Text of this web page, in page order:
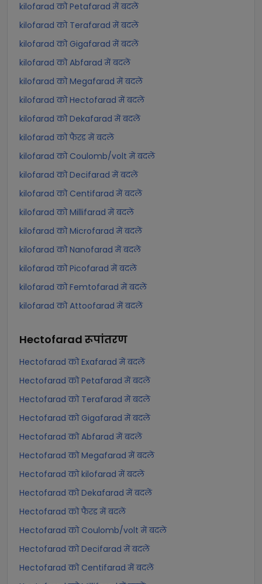
kilofarad को Petafarad में बदलें
kilofarad को Terafarad में बदलें
kilofarad को Gigafarad में बदलें
kilofarad को Abfarad में बदलें
kilofarad को Megafarad में बदलें
kilofarad को Hectofarad में बदलें
kilofarad को Dekafarad में बदलें
kilofarad को फैरड में बदलें
kilofarad को Coulomb/volt में बदलें
kilofarad को Decifarad में बदलें
kilofarad को Centifarad में बदलें
kilofarad को Millifarad में बदलें
kilofarad को Microfarad में बदलें
kilofarad को Nanofarad में बदलें
kilofarad को Picofarad में बदलें
kilofarad को Femtofarad में बदलें
kilofarad को Attoofarad में बदलें
Hectofarad रूपांतरण
Hectofarad को Exafarad में बदलें
Hectofarad को Petafarad में बदलें
Hectofarad को Terafarad में बदलें
Hectofarad को Gigafarad में बदलें
Hectofarad को Abfarad में बदलें
Hectofarad को Megafarad में बदलें
Hectofarad को kilofarad में बदलें
Hectofarad को Dekafarad में बदलें
Hectofarad को फैरड में बदलें
Hectofarad को Coulomb/volt में बदलें
Hectofarad को Decifarad में बदलें
Hectofarad को Centifarad में बदलें